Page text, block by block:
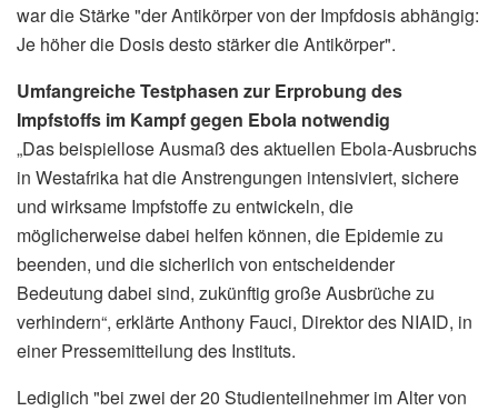
war die Stärke "der Antikörper von der Impfdosis abhängig:
Je höher die Dosis desto stärker die Antikörper".
Umfangreiche Testphasen zur Erprobung des
Impfstoffs im Kampf gegen Ebola notwendig
„Das beispiellose Ausmaß des aktuellen Ebola-Ausbruchs
in Westafrika hat die Anstrengungen intensiviert, sichere
und wirksame Impfstoffe zu entwickeln, die
möglicherweise dabei helfen können, die Epidemie zu
beenden, und die sicherlich von entscheidender
Bedeutung dabei sind, zukünftig große Ausbrüche zu
verhindern“, erklärte Anthony Fauci, Direktor des NIAID, in
einer Pressemitteilung des Instituts.
Lediglich "bei zwei der 20 Studienteilnehmer im Alter von